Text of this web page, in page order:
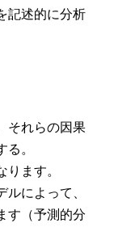
記述的に分析
それらの因果
。
ます。
によって、
す（予測的分